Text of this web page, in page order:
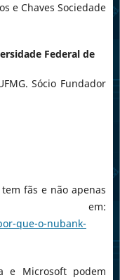
e Chaves Sociedade
Federal de
Sócio Fundador
tem fãs e não apenas
em:
que-o-nubank-
e Microsoft podem